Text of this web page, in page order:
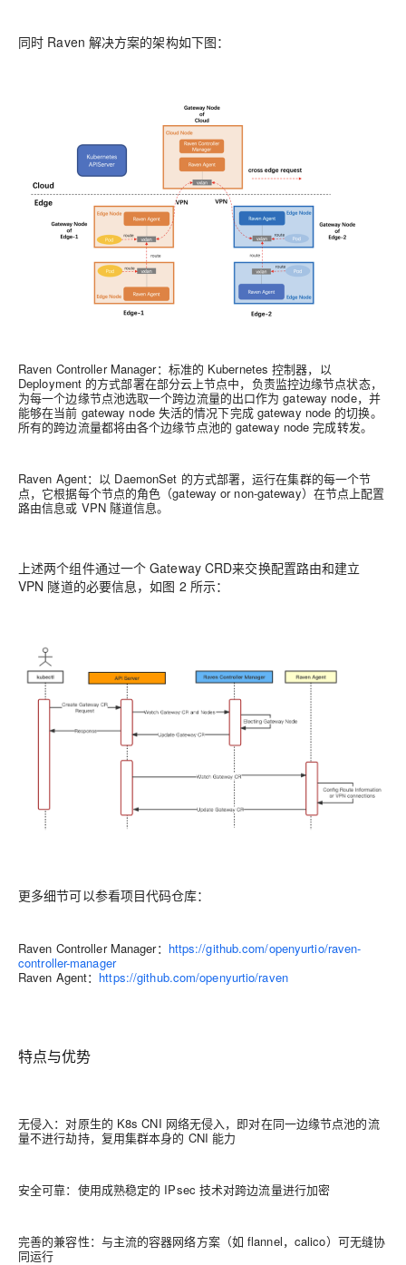
同时 Raven 解决方案的架构如下图：
Raven Controller Manager：标准的 Kubernetes 控制器，以
Deployment 的方式部署在部分云上节点中，负责监控边缘节点状态，
为每一个边缘节点池选取一个跨边流量的出口作为 gateway node，并
能够在当前 gateway node 失活的情况下完成 gateway node 的切换。
所有的跨边流量都将由各个边缘节点池的 gateway node 完成转发。
Raven Agent：以 DaemonSet 的方式部署，运行在集群的每一个节
点，它根据每个节点的角色（gateway or non-gateway）在节点上配置
路由信息或 VPN 隧道信息。
上述两个组件通过一个 Gateway CRD来交换配置路由和建立
VPN 隧道的必要信息，如图 2 所示：
更多细节可以参看项目代码仓库：
Raven Controller Manager： https://github.com/openyurtio/raven-
controller-manager
Raven Agent： https://github.com/openyurtio/raven
特点与优势
无侵入：对原生的 K8s CNI 网络无侵入，即对在同一边缘节点池的流
量不进行劫持，复用集群本身的 CNI 能力
安全可靠：使用成熟稳定的 IPsec 技术对跨边流量进行加密
完善的兼容性：与主流的容器网络方案（如 flannel，calico）可无缝协
同运行